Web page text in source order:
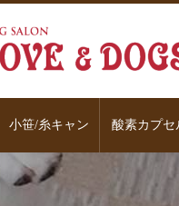
小笹/糸キャン 酸素カプセ